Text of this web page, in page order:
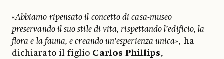
«Abbiamo ripensato il concetto di casa-museo
preservando il suo stile di vita, rispettando l’edificio, la
flora e la fauna, e creando un’esperienza unica», ha
dichiarato il figlio Carlos Phillips,